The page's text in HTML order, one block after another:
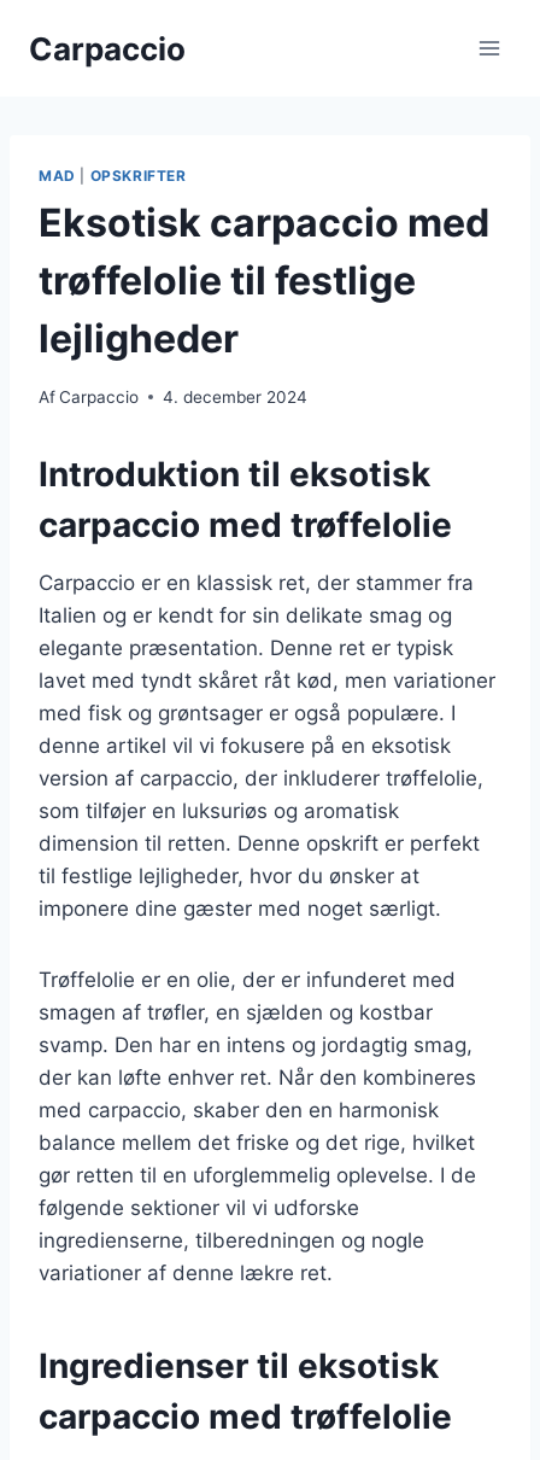
Carpaccio
MAD OPSKRIFTER
Eksotisk carpaccio med
trøffelolie til festlige
lejligheder
AfCarpaccio 4. december 2024
Introduktion til eksotisk
carpaccio med trøffelolie
Carpaccio er en klassisk ret, der stammer fra
Italien og er kendt for sin delikate smag og
elegante præsentation. Denne ret er typisk
lavet med tyndt skåret råt kød, men variationer
med fisk og grøntsager er også populære. I
denne artikel vil vi fokusere på en eksotisk
version af carpaccio, der inkluderer trøffelolie,
som tilføjer en luksuriøs og aromatisk
dimension til retten. Denne opskrift er perfekt
til festlige lejligheder, hvor du ønsker at
imponere dine gæster med noget særligt.
Trøffelolie er en olie, der er infunderet med
smagen af trøfler, en sjælden og kostbar
svamp. Den har en intens og jordagtig smag,
der kan løfte enhver ret. Når den kombineres
med carpaccio, skaber den en harmonisk
balance mellem det friske og det rige, hvilket
gør retten til en uforglemmelig oplevelse. I de
følgende sektioner vil vi udforske
ingredienserne, tilberedningen og nogle
variationer af denne lækre ret.
Ingredienser til eksotisk
carpaccio med trøffelolie